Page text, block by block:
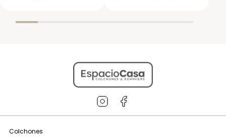
Colchones